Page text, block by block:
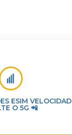
ESIM VELOCIDAD
O 5G 📲